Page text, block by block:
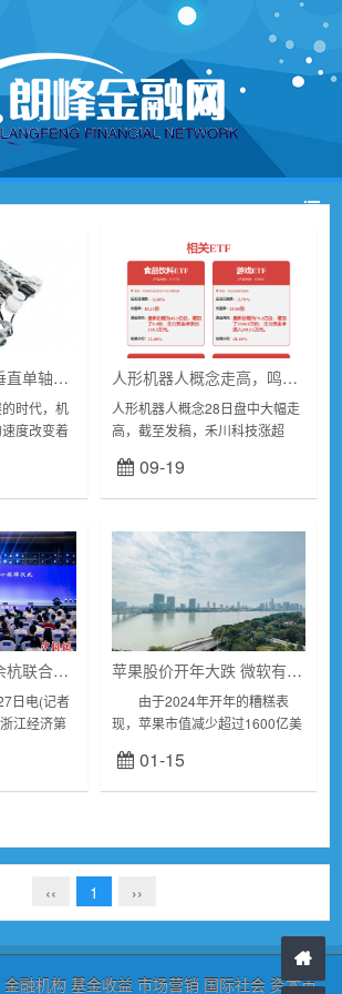
探索低功耗一维垂直单轴云台驱动板在机器人云台的奇妙应用
时代，机
度改变着
系统中的
和效率对
人形机器人概念走高，鸣志电器、亿嘉和涨停，禾川科技等大涨
人形机器人概念28日盘中大幅走
高，截至发稿，禾川科技涨超
装备、奋达科技涨停，博实股份
涨超7%。行业方面，2024年8
09-19
浙江大学与杭州余杭联合成立人形机器人产业创新中心
日电(记者
江经济第
会上，当
的人形机
苹果股价开年大跌 微软有望反超 夺回全球市值第一宝座
由于2024年开年的糟糕表
现，苹果市值减少超过1600亿美
的宝座岌岌可危。若颓势持续下
去，苹果市值可能会被...
01-15
‹‹ 1 ››
金融机构 基金收益 市场营销 国际社会 资本市